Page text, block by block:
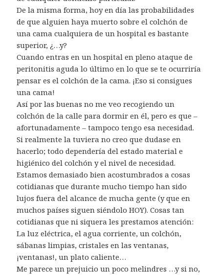
De la misma forma, hoy en día las probabilidades
de que alguien haya muerto sobre el colchón de
una cama cualquiera de un hospital es bastante
superior, ¿…y?
Cuando entras en un hospital en pleno ataque de
peritonitis aguda lo último en lo que se te ocurriría
pensar es el colchón de la cama. ¡Eso si consigues
una cama!
Así por las buenas no me veo recogiendo un
colchón de la calle para dormir en él, pero es que –
afortunadamente – tampoco tengo esa necesidad.
Si realmente la tuviera no creo que dudase en
hacerlo; todo dependería del estado material e
higiénico del colchón y el nivel de necesidad.
Estamos demasiado bien acostumbrados a cosas
cotidianas que durante mucho tiempo han sido
lujos fuera del alcance de mucha gente (y que en
muchos países siguen siéndolo HOY). Cosas tan
cotidianas que ni siquera les prestamos atención:
La luz eléctrica, el agua corriente, un colchón,
sábanas limpias, cristales en las ventanas,
¡ventanas!, un plato caliente…
Me parece un prejuicio un poco melindres …y si no,